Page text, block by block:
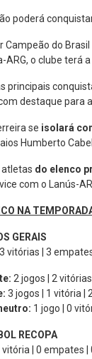
poderá
Campeão do
ARG, o clube terá
principais
destaque para
se isolará
Humberto
atletas do elenco
com o Lanús-
NA
GERAIS
vitórias | 3
2 jogos | 2
3 jogos | 1 vitória |
1 jogo | 0
RECOPA
vitória | 0 empates